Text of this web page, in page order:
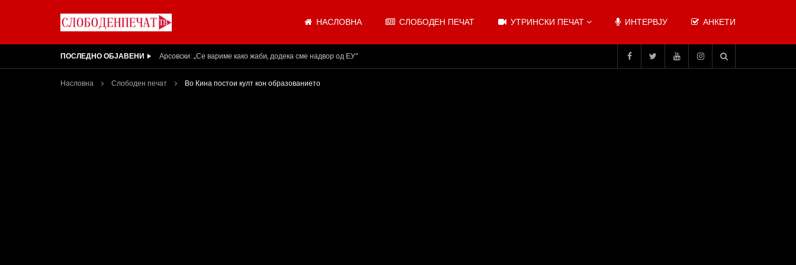
НАСЛОВНА СЛОБОДЕН ПЕЧАТ УТРИНСКИ ПЕЧАТ ИНТЕРВЈУ АНКЕТИ
ПОСЛЕДНО ОБЈАВЕНИ Вести на „Слободен Печат“ 05.08.2026
Насловна Слободен печат Во Кина постои култ кон образованието